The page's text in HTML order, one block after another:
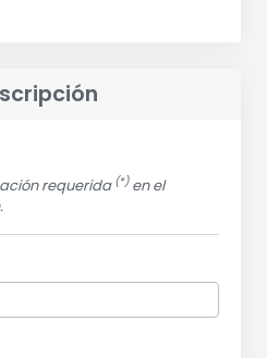
requerida (*)en el